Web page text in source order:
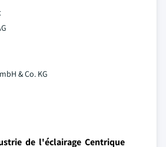
& Co. KG
de l'éclairage Centrique